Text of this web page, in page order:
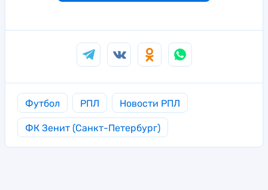
Футбол РПЛ Новости РПЛ
ФК Зенит (Санкт-Петербург)